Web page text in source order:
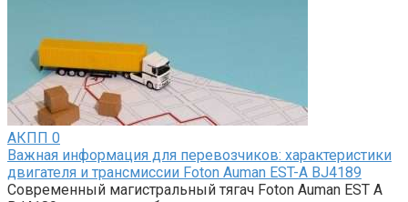
АКПП 0
Важная информация для перевозчиков: характеристики
двигателя и трансмиссии Foton Auman EST-A BJ4189
Современный магистральный тягач Foton Auman EST A